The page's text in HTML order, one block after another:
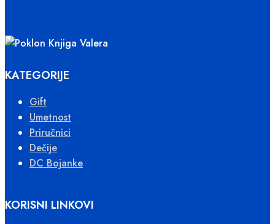
KATEGORIJE
Gift
Umetnost
Priručnici
Dečije
DC Bojanke
KORISNI LINKOVI